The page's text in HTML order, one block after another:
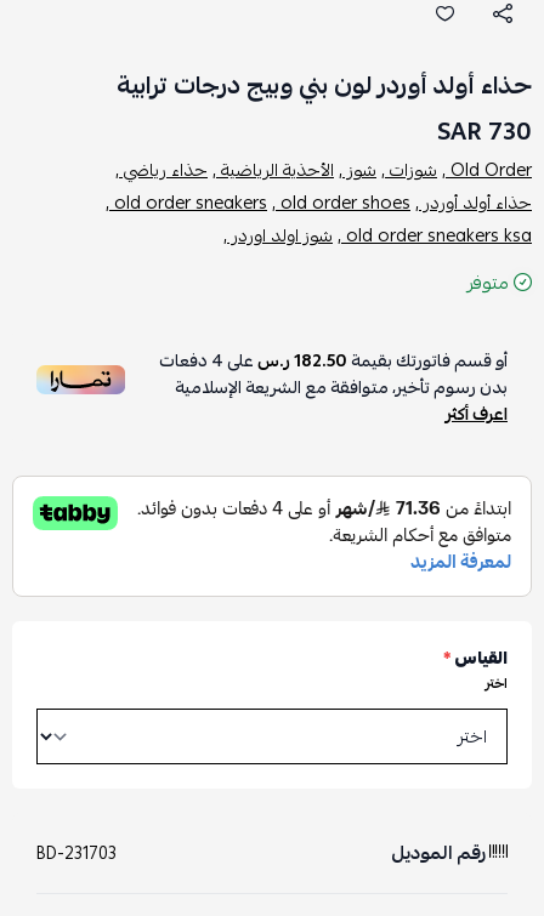
حذاء أولد أوردر لون بني وبيج درجات ترابية
730 SAR
Old Order , شوزات ,شوز ,الأحذية الرياضية ,حذاء رياضي ,
حذاء أولد أوردر ,old order shoes ,
old order sneakers ,
old order sneakers ksa , شوز اولد اوردر ,
متوفر
أو قسم فاتورتك بقيمة182.50 ر.س على4دفعات
بدون رسوم تأخير، متوافقة مع الشريعة الإسلامية
اعرف أكثر
القياس*
اختر
رقم الموديل BD-231703